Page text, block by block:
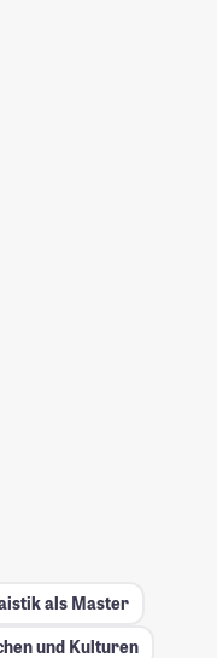
als Master
und Kulturen